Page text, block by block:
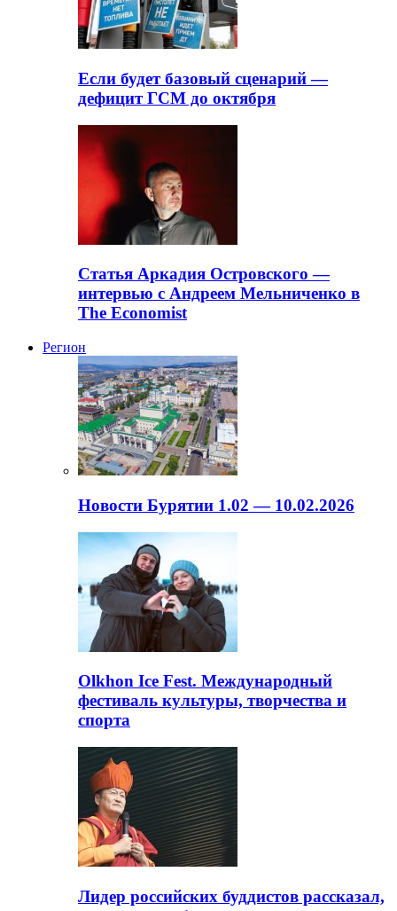
Если будет базовый сценарий —
дефицит ГСМ до октября
Статья Аркадия Островского —
интервью с Андреем Мельниченко в
The Economist
Регион
Новости Бурятии 1.02 — 10.02.2026
Olkhon Ice Fest. Международный
фестиваль культуры, творчества и
спорта
Лидер российских буддистов рассказал,